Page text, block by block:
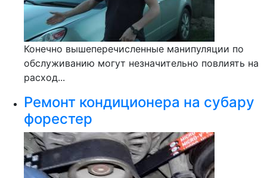
Конечно вышеперечисленные манипуляции по
обслуживанию могут незначительно повлиять на
расход...
Ремонт кондиционера на субару
форестер